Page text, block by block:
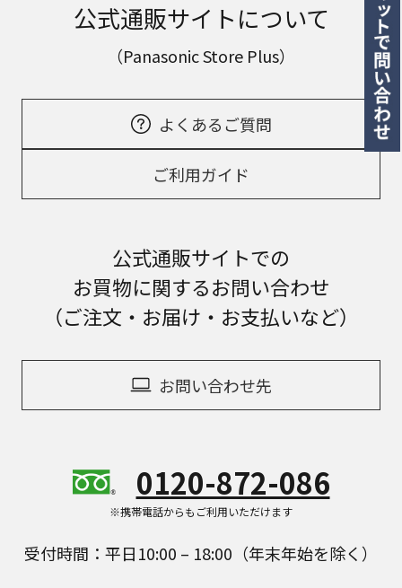
公式通販サイトについて
（Panasonic Store Plus）
よくあるご質問
ご利用ガイド
公式通販サイトでの
お買物に関するお問い合わせ
（ご注文・お届け・お支払いなど）
お問い合わせ先
0120-872-086
※携帯電話からもご利用いただけます
受付時間：平日10:00 – 18:00（年末年始を除く）